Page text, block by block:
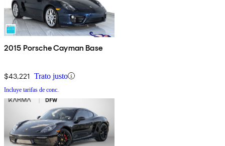
2015 Porsche Cayman Base
$43,221 Trato justo
Incluye tarifas de conc.